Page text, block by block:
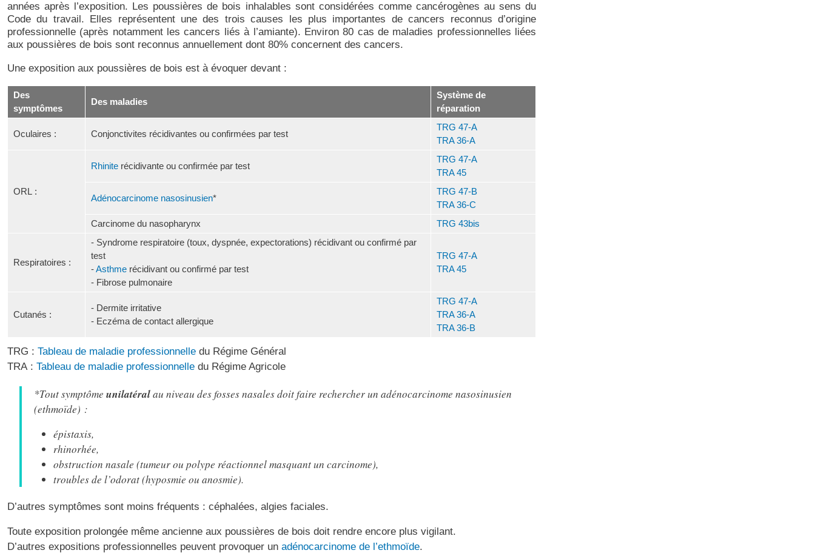
années après l’exposition. Les poussières de bois inhalables sont considérées comme cancérogènes au sens du
Code du travail. Elles représentent une des trois causes les plus importantes de cancers reconnus d’origine
professionnelle (après notamment les cancers liés à l’amiante). Environ 80 cas de maladies professionnelles liées
aux poussières de bois sont reconnus annuellement dont 80% concernent des cancers.
Une exposition aux poussières de bois est à évoquer devant :
Des
symptômes
Des maladies
Système de
réparation
Oculaires : Conjonctivites récidivantes ou confirmées par test
TRG 47-A
TRA 36-A
ORL :
Rhinite récidivante ou confirmée par test
TRG 47-A
TRA 45
Adénocarcinome nasosinusien*
TRG 47-B
TRA 36-C
Carcinome du nasopharynx
TRG 43bis
Respiratoires :
- Syndrome respiratoire (toux, dyspnée, expectorations) récidivant ou confirmé par
test
-Asthme récidivant ou confirmé par test
- Fibrose pulmonaire
TRG 47-A
TRA 45
Cutanés :
- Dermite irritative
- Eczéma de contact allergique
TRG 47-A
TRA 36-A
TRA 36-B
TRG : Tableau de maladie professionnelle du Régime Général
TRA : Tableau de maladie professionnelle du Régime Agricole
*Tout symptôme unilatéralau niveau des fosses nasales doit faire rechercher un adénocarcinome nasosinusien
(ethmoïde) :
épistaxis,
rhinorhée,
obstruction nasale (tumeur ou polype réactionnel masquant un carcinome),
troubles de l’odorat (hyposmie ou anosmie).
D’autres symptômes sont moins fréquents : céphalées, algies faciales.
Toute exposition prolongée même ancienne aux poussières de bois doit rendre encore plus vigilant.
D’autres expositions professionnelles peuvent provoquer un adénocarcinome de l’ethmoïde.